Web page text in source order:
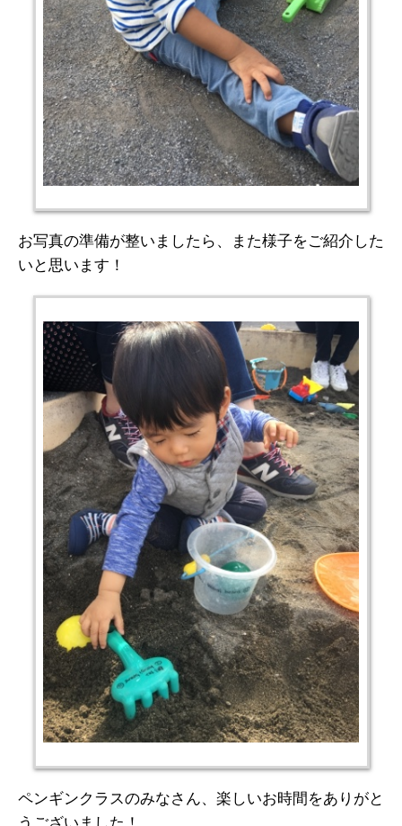
お写真の準備が整いましたら、また様子をご紹介した
いと思います！
ペンギンクラスのみなさん、楽しいお時間をありがと